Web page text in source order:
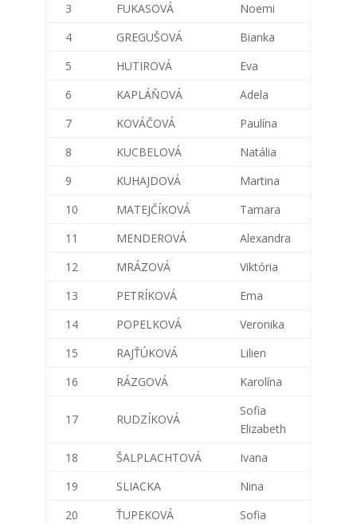
3
FUKASOVÁ
Noemi
4
GREGUŠOVÁ
Bianka
5
HUTIROVÁ
Eva
6
KAPLÁŇOVÁ
Adela
7
KOVÁČOVÁ
Paulína
8
KUCBELOVÁ
Natália
9
KUHAJDOVÁ
Martina
10
MATEJČÍKOVÁ
Tamara
11
MENDEROVÁ
Alexandra
12
MRÁZOVÁ
Viktória
13
PETRÍKOVÁ
Ema
14
POPELKOVÁ
Veronika
15
RAJŤÚKOVÁ
Lilien
16
RÁZGOVÁ Karolína
17 RUDZÍKOVÁ
Sofia
Elizabeth
18
ŠALPLACHTOVÁ
Ivana
19
SLIACKA
Nina
20
ŤUPEKOVÁ Sofia